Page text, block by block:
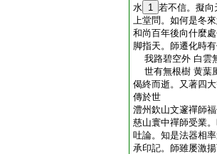
水 1 若不信。擬向
上堂問。如何是冬
和尚百年後向什麼
脚指天。師遷化時
我路碧空外 白雲
世有無根樹 黄葉
偈終而逝。又著四
傳於世
澧州欽山文邃禪師
慈山寰中禪師受業
吐論。知是法器相
承印記。師雖屡激